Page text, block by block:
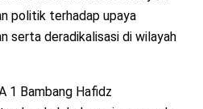
politik terhadap upaya
serta deradikalisasi di wilayah
1 Bambang Hafidz